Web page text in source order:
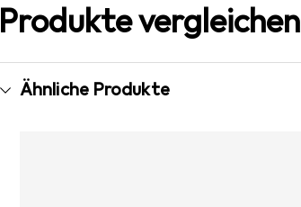
Produkte vergleichen
Ähnliche Produkte